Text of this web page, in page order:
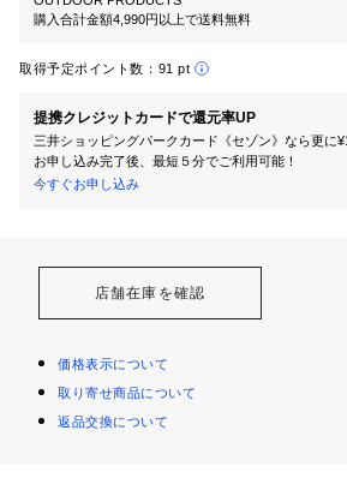
購入合計金額4,990円以上で送料無料
取得予定ポイント数： 91 pt
提携クレジットカードで還元率UP
三井ショッピングパークカード《セゾン》なら更に
お申し込み完了後、最短５分でご利用可能！
今すぐお申し込み
店舗在庫を確認
価格表示について
取り寄せ商品について
返品交換について